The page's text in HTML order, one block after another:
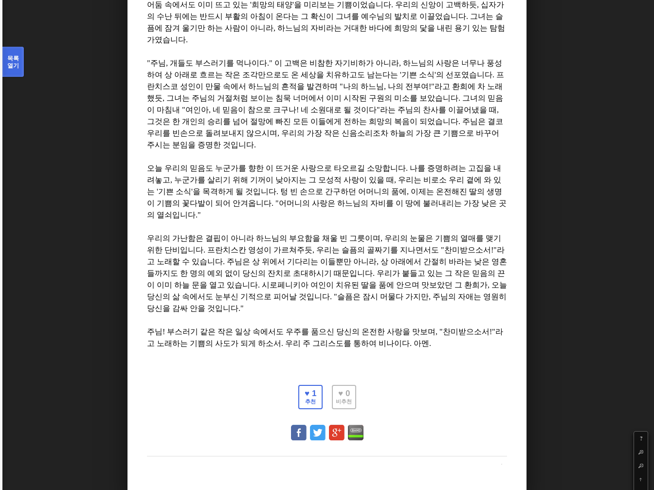
?
어둠 속에서도 이미 뜨고 있는 '희망의 태양'을 미리보는 기쁨이었습니다. 우리의 신앙이 고백하듯, 십자가
의 수난 뒤에는 반드시 부활의 아침이 온다는 그 확신이 그녀를 예수님의 발치로 이끌었습니다. 그녀는 슬
픔에 잠겨 울기만 하는 사람이 아니라, 하느님의 자비라는 거대한 바다에 희망의 닻을 내린 용기 있는 탐험
가였습니다.
"주님, 개들도 부스러기를 먹나이다." 이 고백은 비참한 자기비하가 아니라, 하느님의 사랑은 너무나 풍성
하여 상 아래로 흐르는 작은 조각만으로도 온 세상을 치유하고도 남는다는 '기쁜 소식'의 선포였습니다. 프
란치스코 성인이 만물 속에서 하느님의 흔적을 발견하며 "나의 하느님, 나의 전부여 !"라고 환희에 차 노래
했듯, 그녀는 주님의 거절처럼 보이는 침묵 너머에서 이미 시작된 구원의 미소를 보았습니다. 그녀의 믿음
이 마침내 "여인아, 네 믿음이 참으로 크구나! 네 소원대로 될 것이다"라는 주님의 찬사를 이끌어냈을 때 ,
그것은 한 개인의 승리를 넘어 절망에 빠진 모든 이들에게 전하는 희망의 복음이 되었습니다. 주님은 결코
우리를 빈손으로 돌려보내지 않으시며 , 우리의 가장 작은 신음소리조차 하늘의 가장 큰 기쁨으로 바꾸어
주시는 분임을 증명한 것입니다.
오늘 우리의 믿음도 누군가를 향한 이 뜨거운 사랑으로 타오르길 소망합니다. 나를 증명하려는 고집을 내
려놓고, 누군가를 살리기 위해 기꺼이 낮아지는 그 모성적 사랑이 있을 때 , 우리는 비로소 우리 곁에 와 있
는 '기쁜 소식'을 목격하게 될 것입니다. 텅 빈 손으로 간구하던 어머니의 품에 , 이제는 온전해진 딸의 생명
이 기쁨의 꽃다발이 되어 안겨옵니다. "어머니의 사랑은 하느님의 자비를 이 땅에 불러내리는 가장 낮은 곳
의 열쇠입니다."
우리의 가난함은 결핍이 아니라 하느님의 부요함을 채울 빈 그릇이며 , 우리의 눈물은 기쁨의 열매를 맺기
위한 단비입니다. 프란치스칸 영성이 가르쳐주듯, 우리는 슬픔의 골짜기를 지나면서도 "찬미받으소서 !"라
고 노래할 수 있습니다. 주님은 상 위에서 기다리는 이들뿐만 아니라, 상 아래에서 간절히 바라는 낮은 영혼
들까지도 한 명의 예외 없이 당신의 잔치로 초대하시기 때문입니다. 우리가 붙들고 있는 그 작은 믿음의 끈
이 이미 하늘 문을 열고 있습니다. 시로페니키아 여인이 치유된 딸을 품에 안으며 맛보았던 그 환희가, 오늘
당신의 삶 속에서도 눈부신 기적으로 피어날 것입니다. "슬픔은 잠시 머물다 가지만, 주님의 자애는 영원히
당신을 감싸 안을 것입니다."
주님! 부스러기 같은 작은 일상 속에서도 우주를 품으신 당신의 온전한 사랑을 맛보며 , "찬미받으소서 !"라
고 노래하는 기쁨의 사도가 되게 하소서 . 우리 주 그리스도를 통하여 비나이다. 아멘 .
♥ 1
추천
♥ 0
비추천
목록
열기